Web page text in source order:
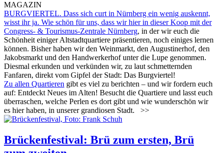
MAGAZIN
BURGVIERTEL. Dass sich curt in Nürnberg ein wenig auskennt,
wisst ihr ja. Wie schön für uns, dass wir hier in dieser Koop mit der
Congress- & Tourismus-Zentrale Nürnberg, in der wir euch die
Schönheit einiger Altstadtquartiere präsentieren, noch einiges lernen
können. Bisher haben wir den Weinmarkt, den Augustinerhof, den
Jakobsmarkt und den Handwerkerhof unter die Lupe genommen.
Diesmal erkunden und verkünden wir, zu laut schmetternden
Fanfaren, direkt vom Gipfel der Stadt: Das Burgviertel!
Zu allen Quartieren gibt es viel zu berichten – und wir fordern euch
auf: Entdeckt Neues im Alten! Besucht die Quartiere und lasst euch
überraschen, welche Perlen es dort gibt und wie wunderschön wir
es hier haben, in unserer grandiosen Stadt.
>>
Brückenfestival: Brü zum ersten, Brü